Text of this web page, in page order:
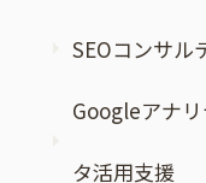
SEOコンサル
Googleアナ
タ活用支援